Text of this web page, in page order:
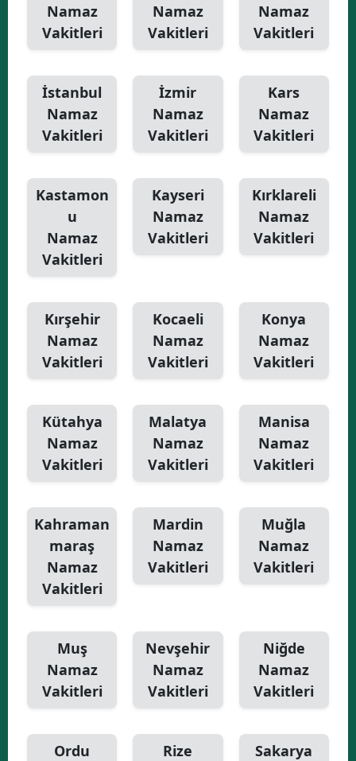
Namaz
Vakitleri
Namaz
Vakitleri
Namaz
Vakitleri
İstanbul
Namaz
Vakitleri
İzmir
Namaz
Vakitleri
Kars
Namaz
Vakitleri
Kastamon
u
Namaz
Vakitleri
Kayseri
Namaz
Vakitleri
Kırklareli
Namaz
Vakitleri
Kırşehir
Namaz
Vakitleri
Kocaeli
Namaz
Vakitleri
Konya
Namaz
Vakitleri
Kütahya
Namaz
Vakitleri
Malatya
Namaz
Vakitleri
Manisa
Namaz
Vakitleri
Kahraman
maraş
Namaz
Vakitleri
Mardin
Namaz
Vakitleri
Muğla
Namaz
Vakitleri
Muş
Namaz
Vakitleri
Nevşehir
Namaz
Vakitleri
Niğde
Namaz
Vakitleri
Ordu
Rize
Sakarya